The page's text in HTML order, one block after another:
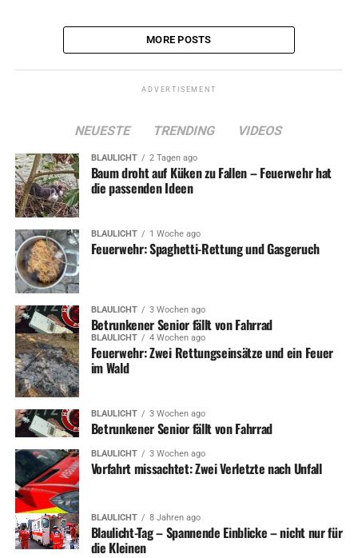
MORE POSTS
ADVERTISEMENT
NEUESTE TRENDING VIDEOS
BLAULICHT 2 Tagen ago
Baum droht auf Küken zu Fallen – Feuerwehr hat
die passenden Ideen
BLAULICHT 1 Woche ago
Feuerwehr: Spaghetti-Rettung und Gasgeruch
BLAULICHT 3 Wochen ago
Betrunkener Senior fällt von Fahrrad
BLAULICHT 4 Wochen ago
Feuerwehr: Zwei Rettungseinsätze und ein Feuer
im Wald
BLAULICHT 3 Wochen ago
Betrunkener Senior fällt von Fahrrad
BLAULICHT 3 Wochen ago
Vorfahrt missachtet: Zwei Verletzte nach Unfall
BLAULICHT 8 Jahren ago
Blaulicht-Tag – Spannende Einblicke – nicht nur für
die Kleinen